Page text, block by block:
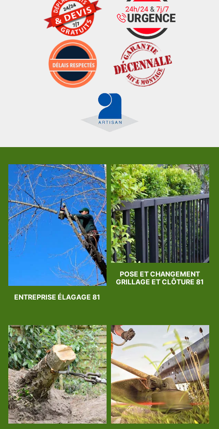
ENTREPRISE ÉLAGAGE 81
POSE ET CHANGEMENT
GRILLAGE ET CLÔTURE 81